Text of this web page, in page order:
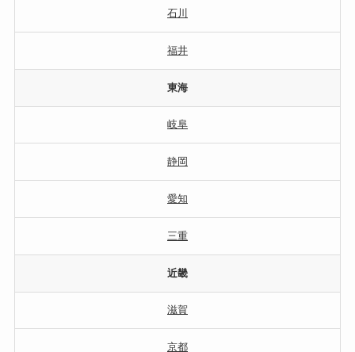
石川
福井
東海
岐阜
静岡
愛知
三重
近畿
滋賀
京都